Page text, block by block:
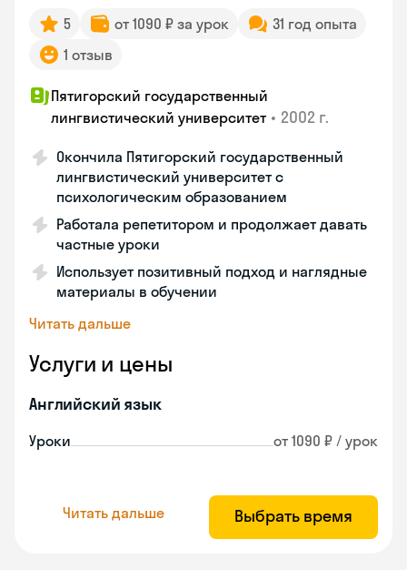
5 от 1090 ₽ за урок
31 год опыта
1 отзыв
Пятигорский государственный
лингвистический университет • 2002 г.
Окончила Пятигорский государственный
лингвистический университет с
психологическим образованием
Работала репетитором и продолжает давать
частные уроки
Использует позитивный подход и наглядные
материалы в обучении
Читать дальше
Услуги и цены
Английский язык
Уроки от 1090 ₽ / урок
Читать дальше Выбрать время